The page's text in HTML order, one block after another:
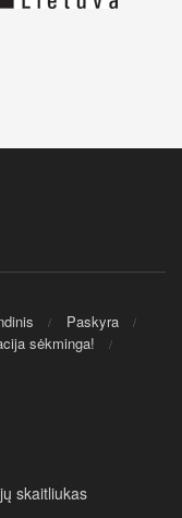
Paskyra
sėkminga!